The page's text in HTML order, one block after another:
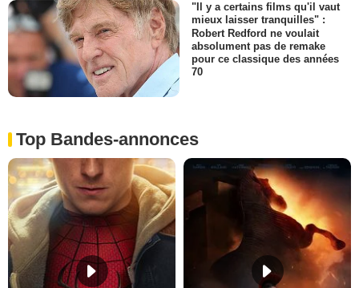
"Il y a certains films qu'il vaut
mieux laisser tranquilles" :
Robert Redford ne voulait
absolument pas de remake
pour ce classique des années
70
Top Bandes-annonces